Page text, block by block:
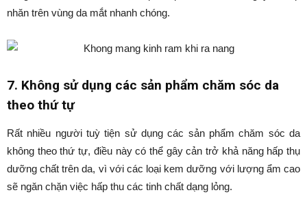
nhăn trên vùng da mắt nhanh chóng.
7. Không sử dụng các sản phẩm chăm sóc da
theo thứ tự
Rất nhiều người tuỳ tiện sử dụng các sản phẩm chăm sóc da
không theo thứ tự, điều này có thể gây cản trở khả năng hấp thụ
dưỡng chất trên da, vì với các loại kem dưỡng với lượng ẩm cao
sẽ ngăn chặn việc hấp thu các tinh chất dạng lỏng.